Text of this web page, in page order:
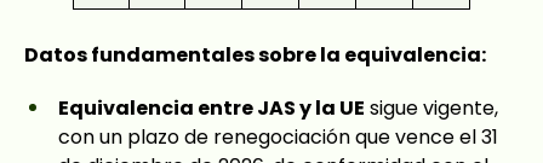
Datos fundamentales sobre la equivalencia:
Equivalencia entre JAS y la UE sigue vigente,
con un plazo de renegociación que vence el 31